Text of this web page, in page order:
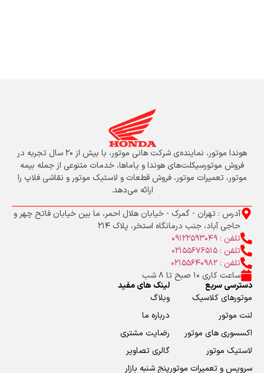
هوندا موتور، نماینده‌ی شرکت هانی موتور، با بیش از ۲۰ سال تجربه در
فروش موتورسیکلت‌های هوندا و یاماها، خدمات متنوعی از جمله بیمه
موتور، تعمیرات موتور، فروش قطعات و لاستیک موتور و نقاشی فلاپ را
ارائه می‌دهد.
آدرس : تهران - گمرک - خیابان هلال احمر، ما بین خیابان فاتح چهر و
حاجی آباد، جنب درمانگاه استخر، پلاک 214
تلفن : 09122593049
تلفن : 02155676515
تلفن : 02155640982
ساعت کاری 10 صبح تا 8 شب
دسترسی سریع
موتورهای کلاسیک
لنت موتور
اکسسوری های موتور
لاستیک موتور
سرویس و تعمیرات موتور
لینک های مفید
وبلاگ
درباره ما
رضایت مشتری
گالری تصاویر
پنج شنبه بازار